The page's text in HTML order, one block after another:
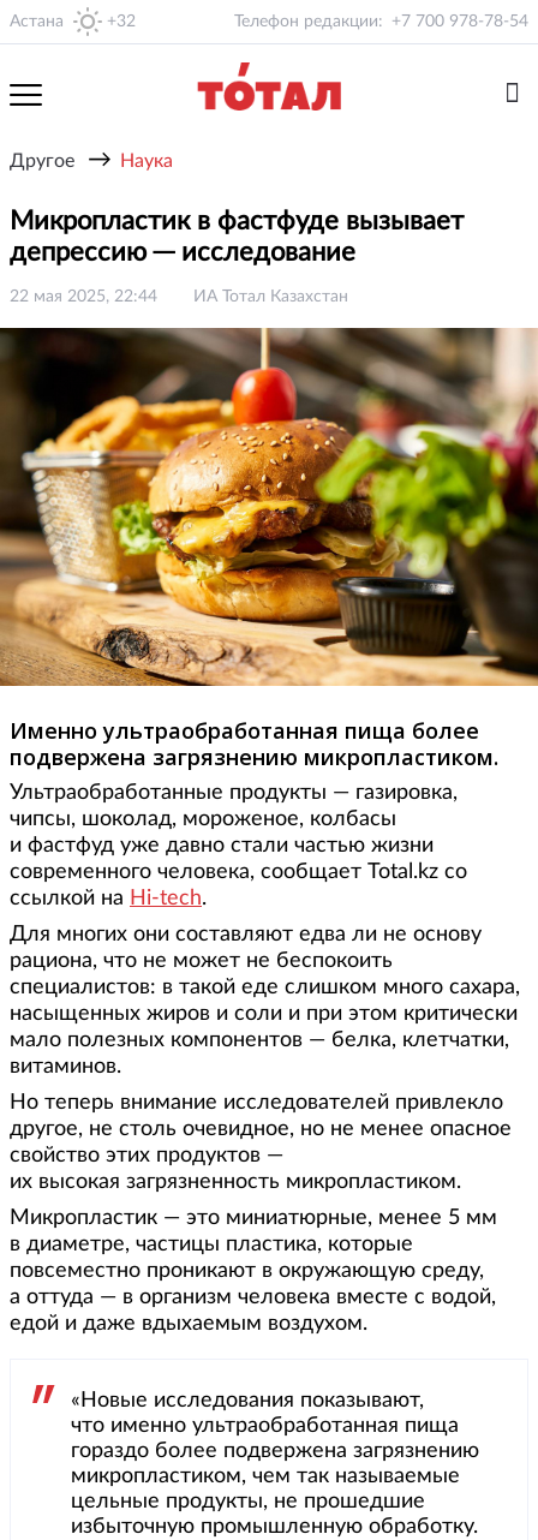
Астана +32 Телефон редакции: +7 700 978-78-54
Другое → Наука
Микропластик в фастфуде вызывает
депрессию ─ исследование
22 мая 2025, 22:44 ИА Тотал Казахстан
Именно ультраобработанная пища более
подвержена загрязнению микропластиком.
Ультраобработанные продукты — газировка,
чипсы, шоколад, мороженое, колбасы
и фастфуд уже давно стали частью жизни
современного человека, сообщает Total.kz со
ссылкой на Hi-tech.
Для многих они составляют едва ли не основу
рациона, что не может не беспокоить
специалистов: в такой еде слишком много сахара,
насыщенных жиров и соли и при этом критически
мало полезных компонентов — белка, клетчатки,
витаминов.
Но теперь внимание исследователей привлекло
другое, не столь очевидное, но не менее опасное
свойство этих продуктов —
их высокая загрязненность микропластиком.
Микропластик — это миниатюрные, менее 5 мм
в диаметре, частицы пластика, которые
повсеместно проникают в окружающую среду,
а оттуда — в организм человека вместе с водой,
едой и даже вдыхаемым воздухом.
«Новые исследования показывают,
что именно ультраобработанная пища
гораздо более подвержена загрязнению
микропластиком, чем так называемые
цельные продукты, не прошедшие
избыточную промышленную обработку.